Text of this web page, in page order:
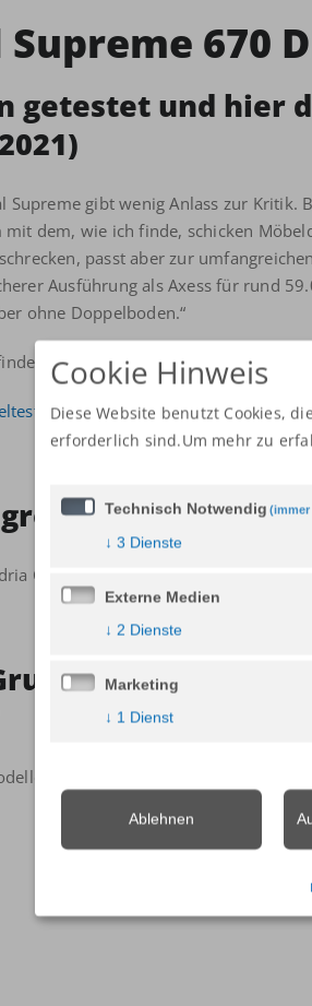
670
getestet und hier
Supreme gibt wenig Anlass zur Kritik.
dem, wie ich finde, schicken
passt aber zur
Ausführung als Axess für rund
ohne Doppelboden.“
ihr hier:
teilintegrierter-adria-coral-
Sitzgruppe?
Coral Supreme 670 SL an.
toll, aber
an:
Cookie Hinweis
Diese Website benutzt Cookies,
erforderlich sind.Um mehr zu
Technisch Notwendig
↓ 3 Dienste
Externe Medien
↓ 2 Dienste
Marketing
↓ 1 Dienst
Ablehnen